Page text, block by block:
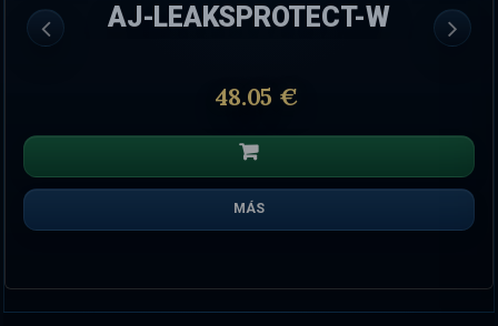
AJ-LEAKSPROTECT-W
48.05 €
MÁS